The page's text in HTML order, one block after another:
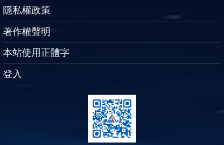
隱私權政策
著作權聲明
本站使用正體字
登入